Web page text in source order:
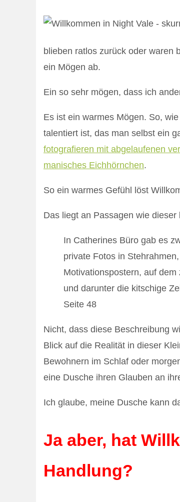
blieben ratlos zurück oder waren
ein Mögen ab.
Ein so sehr mögen, dass ich
Es ist ein warmes Mögen. So,
talentiert ist, das man selbst ein
fotografieren mit abgelaufenen
manisches Eichhörnchen.
So ein warmes Gefühl löst
Das liegt an Passagen wie dieser
In Catherines Büro gab es
private Fotos in
Motivationspostern, auf
und darunter die kitschige
Seite 48
Nicht, dass diese Beschreibung
Blick auf die Realität in dieser
Bewohnern im Schlaf oder
eine Dusche ihren Glauben an
Ich glaube, meine Dusche kann
Ja aber, hat
Handlung?